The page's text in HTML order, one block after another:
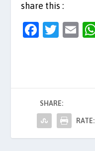
share this :
F
b
o
o
k
T
E
SHARE:
RATE: